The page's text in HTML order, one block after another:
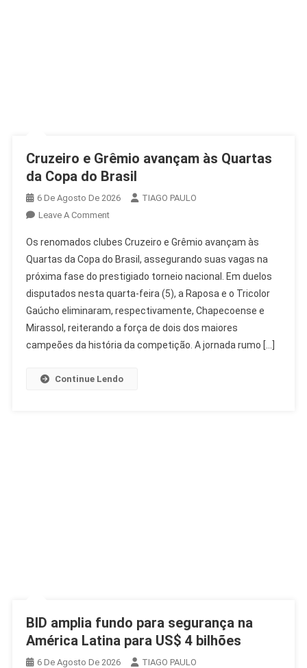
Cruzeiro e Grêmio avançam às Quartas
da Copa do Brasil
6 De Agosto De 2026
TIAGO PAULO
Leave A CommentOn
E
Grêmio
Avançam
Às
Quartas
Da
Copa
Os renomados clubes Cruzeiro e Grêmio avançam às
Quartas da Copa do Brasil, assegurando suas vagas na
próxima fase do prestigiado torneio nacional. Em duelos
disputados nesta quarta-feira (5), a Raposa e o Tricolor
Gaúcho eliminaram, respectivamente, Chapecoense e
Mirassol, reiterando a força de dois dos maiores
campeões da história da competição. A jornada rumo […]
Continue Lendo
BID amplia fundo para segurança na
América Latina para US$ 4 bilhões
6 De Agosto De 2026
TIAGO PAULO